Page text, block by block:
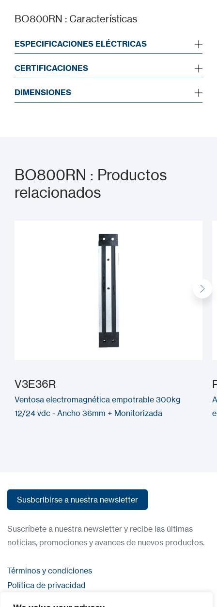
BO800RN : Características
ESPECIFICACIONES ELÉCTRICAS
CERTIFICACIONES
DIMENSIONES
BO800RN : Productos
relacionados
V3E36R
Ventosa electromagnética empotrable 300kg
12/24 vdc - Ancho 36mm + Monitorizada
Susbcribirse a nuestra newsletter
Suscríbete a nuestra newsletter y recibe las últimas
noticias, promociones y avances de nuevos productos.
Términos y condiciones
Política de privacidad